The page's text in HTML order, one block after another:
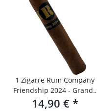
1 Zigarre Rum Company
Friendship 2024 - Grande
Robusto
14,90 € *